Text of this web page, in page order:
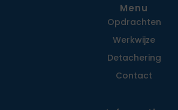
Menu
Opdrachten
Werkwijze
Detachering
Contact